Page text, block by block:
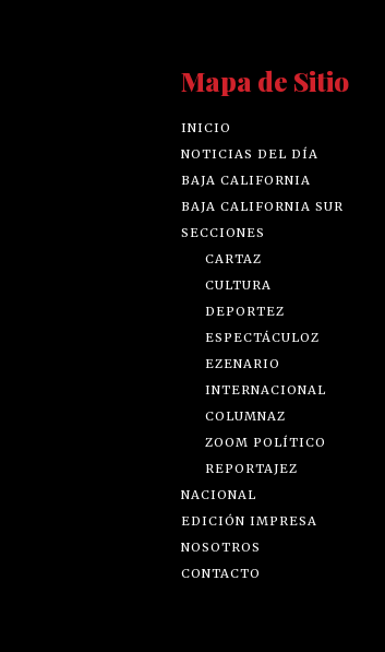
Mapa de Sitio
INICIO
NOTICIAS DEL DÍA
BAJA CALIFORNIA
BAJA CALIFORNIA SUR
SECCIONES
CARTAZ
CULTURA
DEPORTEZ
ESPECTÁCULOZ
EZENARIO
INTERNACIONAL
COLUMNAZ
ZOOM POLÍTICO
REPORTAJEZ
NACIONAL
EDICIÓN IMPRESA
NOSOTROS
CONTACTO